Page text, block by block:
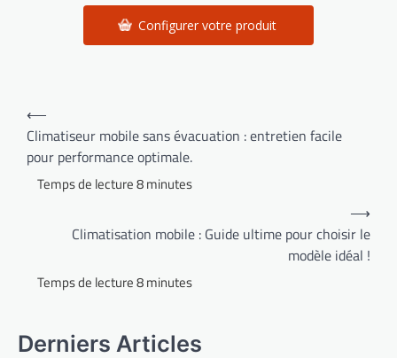
Configurer votre produit
Navigation
de
l’article
⟵
Climatiseur mobile sans évacuation : entretien facile
pour performance optimale.
Climatisation mobile : Guide ultime pour choisir le
modèle idéal !
⟶
Derniers Articles